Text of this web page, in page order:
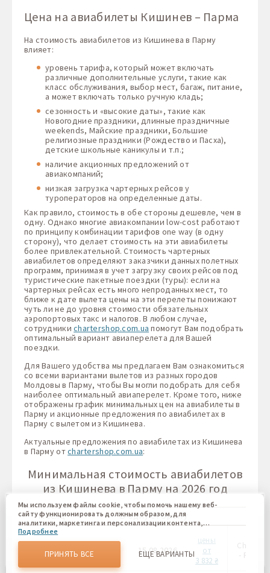
Цена на авиабилеты Кишинев – Парма
На стоимость авиабилетов из Кишинева в Парму
влияет:
уровень тарифа, который может включать
различные дополнительные услуги, такие как
класс обслуживания, выбор мест, багаж, питание,
а может включать только ручную кладь;
сезонность и «высокие даты», такие как
Новогодние праздники, длинные праздничные
weekends, Майские праздники, Большие
религиозные праздники (Рождество и Пасха),
детские школьные каникулы и т.п.;
наличие акционных предложений от
авиакомпаний;
низкая загрузка чартерных рейсов у
туроператоров на определенные даты.
Как правило, стоимость в обе стороны дешевле, чем в
одну. Однако многие авиакомпании low-cost работают
по принципу комбинации тарифов one way (в одну
сторону), что делает стоимость на эти авиабилеты
более привлекательной. Стоимость чартерных
авиабилетов определяют заказчики данных полетных
программ, принимая в учет загрузку своих рейсов под
туристические пакетные поездки (туры): если на
чартерных рейсах есть много непроданных мест, то
ближе к дате вылета цены на эти перелеты понижают
чуть ли не до уровня стоимости обязательных
аэропортовых такс и налогов. В любом случае,
сотрудникиchartershop.com.ua помогут Вам подобрать
оптимальный вариант авиаперелета для Вашей
поездки.
Для Вашего удобства мы предлагаем Вам ознакомиться
со всеми вариантами вылетов из разных городов
Молдовы в Парму, чтобы Вы могли подобрать для себя
наиболее оптимальный авиаперелет. Кроме того, ниже
отображены график минимальных цен на авиабилеты в
Парму и акционные предложения по авиабилетах в
Парму с вылетом из Кишинева.
Актуальные предложения по авиабилетах из Кишинева
в Парму отchartershop.com.ua:
Минимальная стоимость авиабилетов
из Кишинева в Парму на 2026 год
Месяц В одну сторону
Август
Chisinau
- Parma
15.08.2026
цены
от
3 832 ₴
Chisinau
- Parma
Мы используем файлы cookie, чтобы помочь нашему веб-
сайту функционировать должным образом, для
аналитики, маркетинга и персонализации контента,
который вы видите. Файлы cookies позволяют нам
отличать Вас от других пользователей нашего веб-сайта.
Соглашаясь, вы соглашаетесь на использование всех этих
файлов cookie. Вы можете обновить свои предпочтения,
нажав кнопку настроек файлов cookie, или в любое
Подробнее
ПРИНЯТЬ ВСЕ ЕЩЕ ВАРИАНТЫ